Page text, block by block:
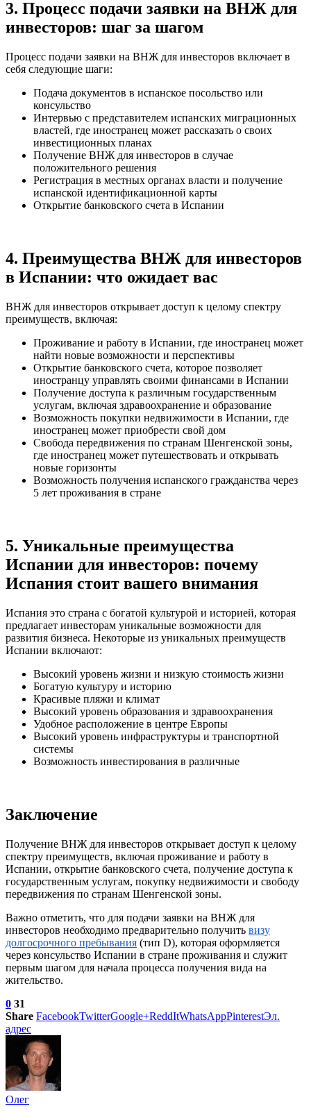
3. Процесс подачи заявки на ВНЖ для
инвесторов: шаг за шагом
Процесс подачи заявки на ВНЖ для инвесторов включает в
себя следующие шаги:
Подача документов в испанское посольство или
консульство
Интервью с представителем испанских миграционных
властей, где иностранец может рассказать о своих
инвестиционных планах
Получение ВНЖ для инвесторов в случае
положительного решения
Регистрация в местных органах власти и получение
испанской идентификационной карты
Открытие банковского счета в Испании
4. Преимущества ВНЖ для инвесторов
в Испании: что ожидает вас
ВНЖ для инвесторов открывает доступ к целому спектру
преимуществ, включая:
Проживание и работу в Испании, где иностранец может
найти новые возможности и перспективы
Открытие банковского счета, которое позволяет
иностранцу управлять своими финансами в Испании
Получение доступа к различным государственным
услугам, включая здравоохранение и образование
Возможность покупки недвижимости в Испании, где
иностранец может приобрести свой дом
Свобода передвижения по странам Шенгенской зоны,
где иностранец может путешествовать и открывать
новые горизонты
Возможность получения испанского гражданства через
5 лет проживания в стране
5. Уникальные преимущества
Испании для инвесторов: почему
Испания стоит вашего внимания
Испания это страна с богатой культурой и историей, которая
предлагает инвесторам уникальные возможности для
развития бизнеса. Некоторые из уникальных преимуществ
Испании включают:
Высокий уровень жизни и низкую стоимость жизни
Богатую культуру и историю
Красивые пляжи и климат
Высокий уровень образования и здравоохранения
Удобное расположение в центре Европы
Высокий уровень инфраструктуры и транспортной
системы
Возможность инвестирования в различные
Заключение
Получение ВНЖ для инвесторов открывает доступ к целому
спектру преимуществ, включая проживание и работу в
Испании, открытие банковского счета, получение доступа к
государственным услугам, покупку недвижимости и свободу
передвижения по странам Шенгенской зоны.
Важно отметить, что для подачи заявки на ВНЖ для
инвесторов необходимо предварительно получить визу
долгосрочного пребывания (тип D), которая оформляется
через консульство Испании в стране проживания и служит
первым шагом для начала процесса получения вида на
жительство.
0 31
Share FacebookTwitterGoogle+ReddItWhatsAppPinterestЭл.
адрес
Олег